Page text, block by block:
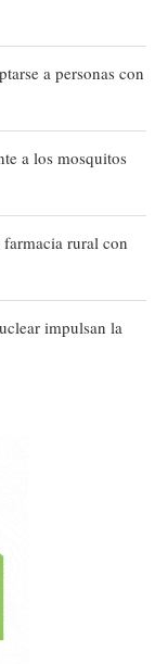
a personas con
a los mosquitos
rural con
impulsan la